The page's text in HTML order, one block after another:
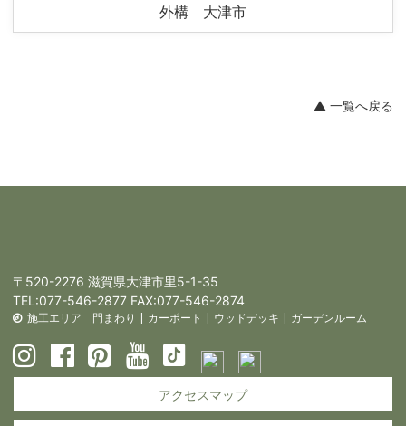
外構 大津市
▲ 一覧へ戻る
〒520-2276 滋賀県大津市里5-1-35
TEL:077-546-2877 FAX:077-546-2874
施工エリア 門まわり | カーポート | ウッドデッキ | ガーデンルーム
アクセスマップ